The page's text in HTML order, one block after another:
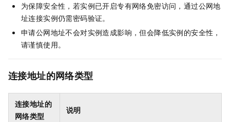
为保障安全性，若实例已开启专有网络免密访问，通过公网地
址连接实例仍需密码验证。
申请公网地址不会对实例造成影响，但会降低实例的安全性，
请谨慎使用。
连接地址的网络类型
连接地址的
网络类型
说明